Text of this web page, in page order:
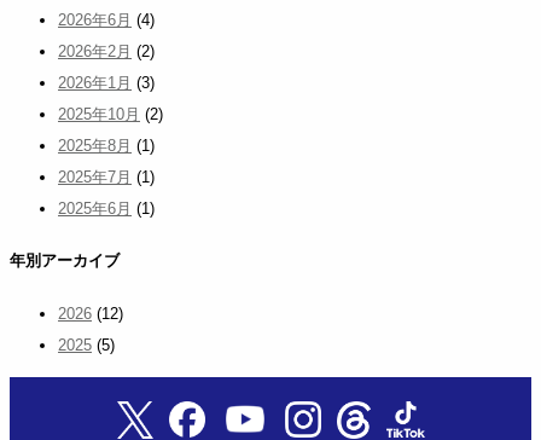
2026年6月 (4)
2026年2月 (2)
2026年1月 (3)
2025年10月 (2)
2025年8月 (1)
2025年7月 (1)
2025年6月 (1)
年別アーカイブ
2026 (12)
2025 (5)